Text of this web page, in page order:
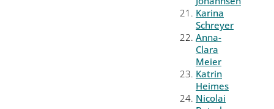
Karina
Schreyer
Anna-
Clara
Meier
Katrin
Heimes
Nicolai